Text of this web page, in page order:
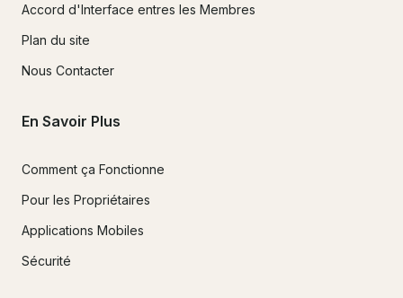
Accord d'Interface entres les Membres
Plan du site
Nous Contacter
En Savoir Plus
Comment ça Fonctionne
Pour les Propriétaires
Applications Mobiles
Sécurité